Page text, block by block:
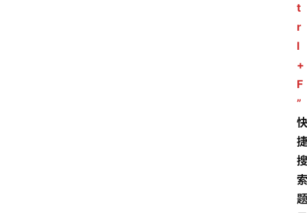
t
r
l
+
F
”
快
捷
搜
索
题